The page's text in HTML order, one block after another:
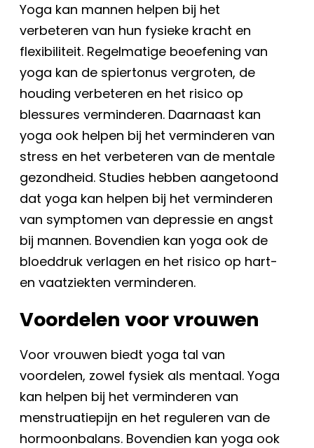
Yoga kan mannen helpen bij het
verbeteren van hun fysieke kracht en
flexibiliteit. Regelmatige beoefening van
yoga kan de spiertonus vergroten, de
houding verbeteren en het risico op
blessures verminderen. Daarnaast kan
yoga ook helpen bij het verminderen van
stress en het verbeteren van de mentale
gezondheid. Studies hebben aangetoond
dat yoga kan helpen bij het verminderen
van symptomen van depressie en angst
bij mannen. Bovendien kan yoga ook de
bloeddruk verlagen en het risico op hart-
en vaatziekten verminderen.
Voordelen voor vrouwen
Voor vrouwen biedt yoga tal van
voordelen, zowel fysiek als mentaal. Yoga
kan helpen bij het verminderen van
menstruatiepijn en het reguleren van de
hormoonbalans. Bovendien kan yoga ook